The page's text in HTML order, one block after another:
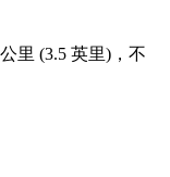
里 (3.5 英里)，不